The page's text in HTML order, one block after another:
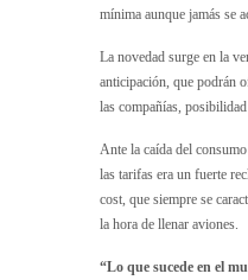
mínima aunque jamás se
La novedad surge en la
anticipación, que podrán
las compañías,
Ante la caída del
las tarifas era un fuerte
cost, que siempre se
la hora de llenar aviones.
“Lo que sucede en el